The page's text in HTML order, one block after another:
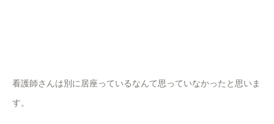
看護師さんは別に居座っているなんて思っていなかったと思いま
す。